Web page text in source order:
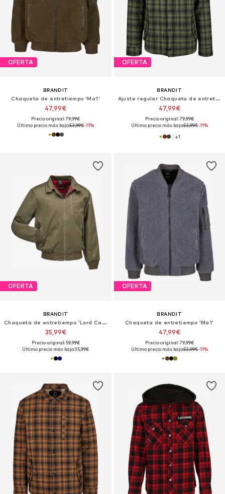
OFERTA
BRANDIT
Chaqueta de entretiempo 'Ma1'
47,99€
Precio original: 79,99€
Último precio más bajo:53,99€-11%
OFERTA
BRANDIT
Ajuste regular Chaqueta de entretiempo 'Classic'
47,99€
Precio original: 79,99€
Último precio más bajo:53,99€-11%
+1
OFERTA
BRANDIT
Chaqueta de entretiempo 'Lord Canterbury'
35,99€
Precio original: 59,99€
Último precio más bajo:35,99€
OFERTA
BRANDIT
Chaqueta de entretiempo 'Ma1'
47,99€
Precio original: 79,99€
Último precio más bajo:53,99€-11%